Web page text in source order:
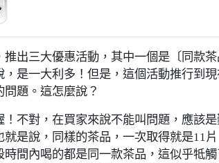
三大優惠活動，其中一個是〔同款茶
是一大利多！但是，這個活動推行到
題。這怎麼說？
對，在買家來說不能叫問題，應該是
是說，同樣的茶品，一次取得就是11
間內喝的都是同一款茶品，這似乎牴